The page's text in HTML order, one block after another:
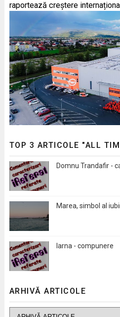
raportează creștere
TOP 3 ARTICOLE "ALL
Domnu Trandafir -
Marea, simbol al
Iarna - compunere
ARHIVĂ ARTICOLE